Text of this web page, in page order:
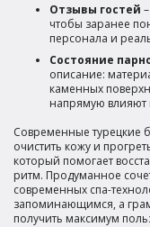
Отзывы гостей
чтобы заранее
персонала и
Состояние
описание:
каменных
напрямую влияют
Современные турецкие
очистить кожу и
который помогает
ритм. Продуманное
современных спа-
запоминающимся, а
получить максимум